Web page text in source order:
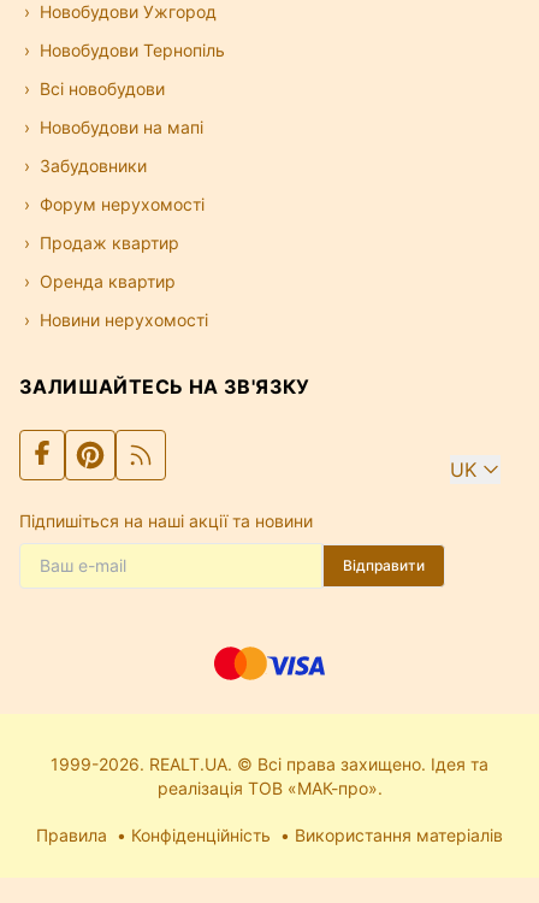
Новобудови Ужгород
Новобудови Тернопіль
Всі новобудови
Новобудови на мапі
Забудовники
Форум нерухомості
Продаж квартир
Оренда квартир
Новини нерухомості
ЗАЛИШАЙТЕСЬ НА ЗВ'ЯЗКУ
UK
Підпишіться на наші акції та новини
Відправити
1999-2026. REALT.UA. © Всі права захищено. Ідея та
реалізація ТОВ «МАК-про».
Правила Конфіденційність Використання матеріалів